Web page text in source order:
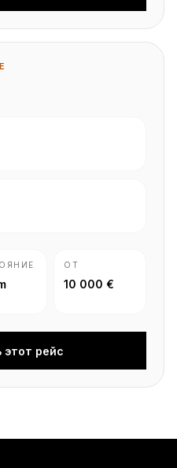
ОТ
10 000 €
этот рейс